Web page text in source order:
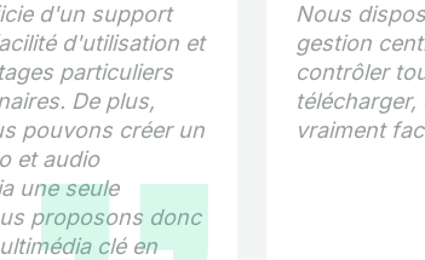
d'un support
d'utilisation et
particuliers
De plus,
pouvons créer un
et audio
une seule
proposons donc
clé en
Nous
gestion
contrôler
vraiment